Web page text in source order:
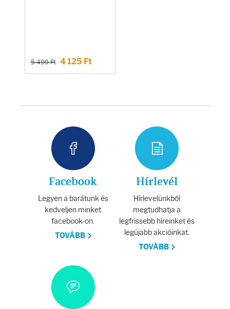
5 499 Ft 4 125 Ft
Facebook
Legyen a barátunk és
kedveljen minket
facebook-on.
TOVÁBB
Hírlevél
Hírlevelünkből
megtudhatja a
legfrissebb híreinket és
legújabb akcióinkat.
TOVÁBB